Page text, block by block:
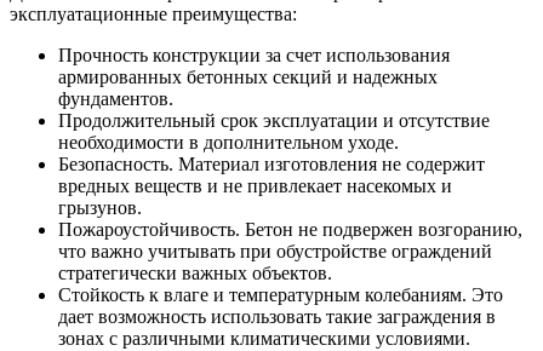
эксплуатационные преимущества:
Прочность конструкции за счет использования
армированных бетонных секций и надежных
фундаментов.
Продолжительный срок эксплуатации и отсутствие
необходимости в дополнительном уходе.
Безопасность. Материал изготовления не содержит
вредных веществ и не привлекает насекомых и
грызунов.
Пожароустойчивость. Бетон не подвержен возгоранию,
что важно учитывать при обустройстве ограждений
стратегически важных объектов.
Стойкость к влаге и температурным колебаниям. Это
дает возможность использовать такие заграждения в
зонах с различными климатическими условиями.